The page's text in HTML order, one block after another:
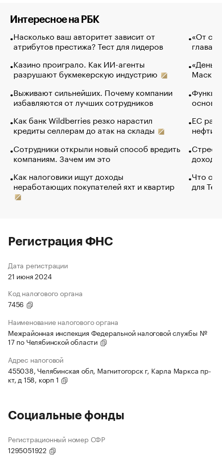
Интересное на РБК
Насколько ваш авторитет зависит от
атрибутов престижа? Тест для лидеров
Казино проиграло. Как ИИ-агенты
разрушают букмекерскую индустрию
Выживают сильнейших. Почему компании
избавляются от лучших сотрудников
Как банк Wildberries резко нарастил
кредиты селлерам до атак на склады
Сотрудники открыли новый способ вредить
компаниям. Зачем им это
Как налоговики ищут доходы
неработающих покупателей яхт и квартир
«От
глава
Маск в
основ
ЕС
нефти
Что
для
Регистрация ФНС
Дата регистрации
21 июня 2024
Код налогового органа
7456
Наименование налогового органа
Межрайонная инспекция Федеральной налоговой службы №
17 по Челябинской области
Адрес налоговой
455038, Челябинская обл, Магнитогорск г, Карла Маркса пр-
кт, д 158, корп 1
Социальные фонды
Регистрационный номер СФР
1295051922